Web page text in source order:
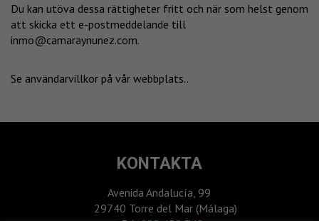
Du kan utöva dessa rättigheter fritt och när som helst genom
att skicka ett e-postmeddelande till
inmo@camaraynunez.com.
Se användarvillkor på vår webbplats..
KONTAKTA
Avenida Andalucía, 99
29740 Torre del Mar (Málaga)